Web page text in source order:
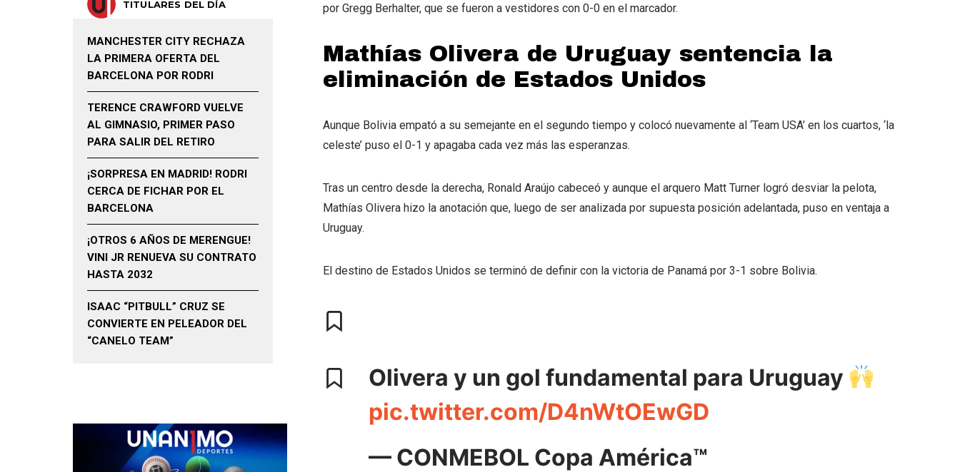
por Gregg Berhalter, que se fueron a vestidores con 0-0 en el marcador.
Mathías Olivera de Uruguay sentencia la
eliminación de Estados Unidos
Aunque Bolivia empató a su semejante en el segundo tiempo y colocó nuevamente al ‘Team USA’ en los cuartos, ‘la
celeste’ puso el 0-1 y apagaba cada vez más las esperanzas.
Tras un centro desde la derecha, Ronald Araújo cabeceó y aunque el arquero Matt Turner logró desviar la pelota,
Mathías Olivera hizo la anotación que, luego de ser analizada por supuesta posición adelantada, puso en ventaja a
Uruguay.
El destino de Estados Unidos se terminó de definir con la victoria de Panamá por 3-1 sobre Bolivia.
Olivera y un gol fundamental para Uruguay
pic.twitter.com/D4nWtOEwGD
— CONMEBOL Copa América™️
TITULARES DEL DÍA
MANCHESTER CITY RECHAZA
LA PRIMERA OFERTA DEL
BARCELONA POR RODRI
TERENCE CRAWFORD VUELVE
AL GIMNASIO, PRIMER PASO
PARA SALIR DEL RETIRO
¡SORPRESA EN MADRID! RODRI
CERCA DE FICHAR POR EL
BARCELONA
¡OTROS 6 AÑOS DE MERENGUE!
VINI JR RENUEVA SU CONTRATO
HASTA 2032
ISAAC “PITBULL” CRUZ SE
CONVIERTE EN PELEADOR DEL
“CANELO TEAM”